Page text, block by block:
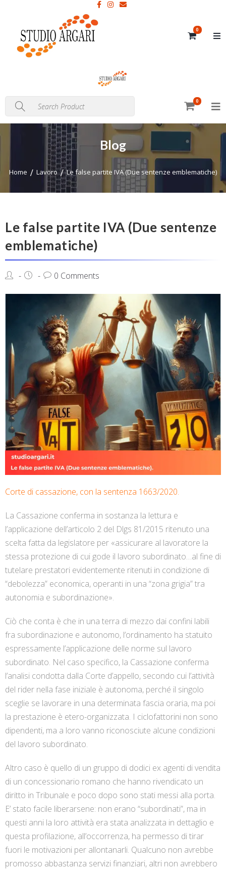
0
0
Blog
Home Lavoro Le false partite IVA (Due sentenze emblematiche)
Le false partite IVA (Due sentenze
emblematiche)
0 Comments
Corte di cassazione, con la sentenza 1663/2020.
La Cassazione conferma in sostanza la lettura e
l’applicazione dell’articolo 2 del Dlgs 81/2015 ritenuto una
scelta fatta da legislatore per «assicurare al lavoratore la
stessa protezione di cui gode il lavoro subordinato…al fine di
tutelare prestatori evidentemente ritenuti in condizione di
“debolezza” economica, operanti in una “zona grigia” tra
autonomia e subordinazione».
Ciò che conta è che in una terra di mezzo dai confini labili
fra subordinazione e autonomo, l’ordinamento ha statuito
espressamente l’applicazione delle norme sul lavoro
subordinato. Nel caso specifico, la Cassazione conferma
l’analisi condotta dalla Corte d’appello, secondo cui l’attività
del rider nella fase iniziale è autonoma, perché il singolo
sceglie se lavorare in una determinata fascia oraria, ma poi
la prestazione è etero-organizzata. I ciclofattorini non sono
dipendenti, ma a loro vanno riconosciute alcune condizioni
del lavoro subordinato.
Altro caso è quello di un gruppo di dodici ex agenti di vendita
di un concessionario romano che hanno rivendicato un
diritto in Tribunale e poco dopo sono stati messi alla porta.
E’ stato facile liberarsene: non erano “subordinati”, ma in
questi anni la loro attività era stata analizzata in dettaglio e
questa profilazione, all’occorrenza, ha permesso di tirar
fuori le motivazioni per allontanarli. Qualcuno non avrebbe
promosso abbastanza servizi finanziari, altri non avrebbero